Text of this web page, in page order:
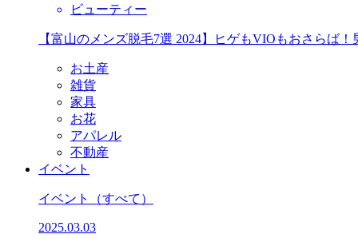
ビューティー
【富山のメンズ脱毛7選 2024】ヒゲもVIOもおさらば
お土産
雑貨
家具
お花
アパレル
不動産
イベント
イベント （すべて）
2025.03.03